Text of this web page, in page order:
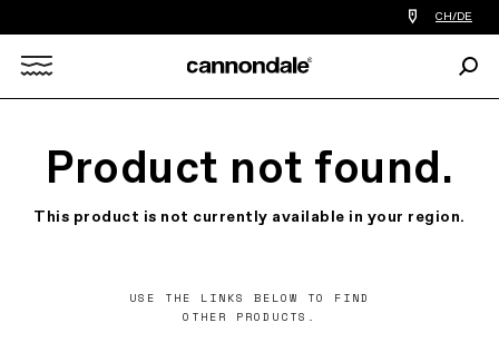
Einen
Händler
meiner
finden
CH/DE
Product not found.
This product is not currently available in your region.
USE THE LINKS BELOW TO FIND
OTHER PRODUCTS.